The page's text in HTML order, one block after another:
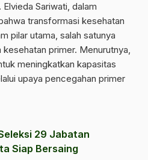
Sariwati, dalam
transformasi kesehatan
pilar utama, salah satunya
primer. Menurutnya,
meningkatkan kapasitas
upaya pencegahan primer
29 Jabatan
Siap Bersaing